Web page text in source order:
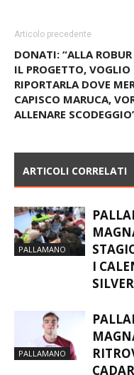
Articolo precedente
DONATI: “ALLA ROBUR
IL PROGETTO, VOGLIO
RIPORTARLA DOVE
I